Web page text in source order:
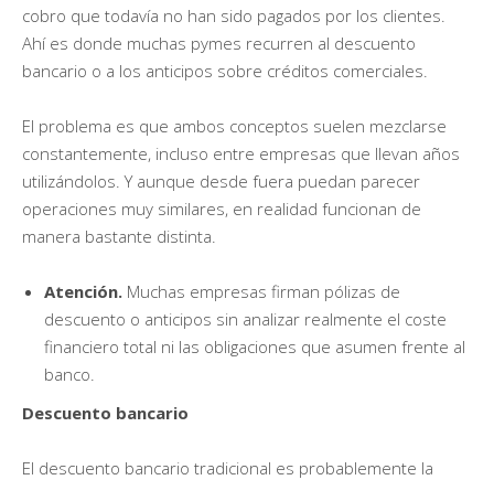
cobro que todavía no han sido pagados por los clientes.
Ahí es donde muchas pymes recurren al descuento
bancario o a los anticipos sobre créditos comerciales.
El problema es que ambos conceptos suelen mezclarse
constantemente, incluso entre empresas que llevan años
utilizándolos. Y aunque desde fuera puedan parecer
operaciones muy similares, en realidad funcionan de
manera bastante distinta.
Atención. Muchas empresas firman pólizas de
descuento o anticipos sin analizar realmente el coste
financiero total ni las obligaciones que asumen frente al
banco.
Descuento bancario
El descuento bancario tradicional es probablemente la